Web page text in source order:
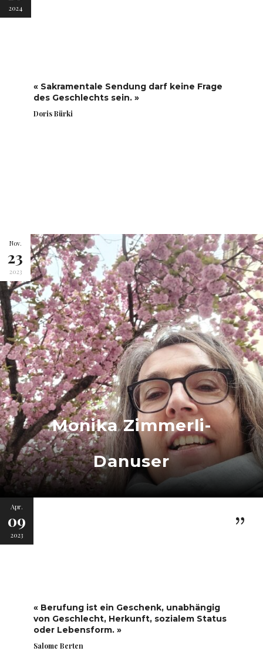
2024
« Sakramentale Sendung darf keine Frage
des Geschlechts sein. »
Doris Bürki
Nov.
23
2023
Monika Zimmerli-
Danuser
Apr.
09
2023
« Berufung ist ein Geschenk, unabhängig
von Geschlecht, Herkunft, sozialem Status
oder Lebensform. »
Salome Berten